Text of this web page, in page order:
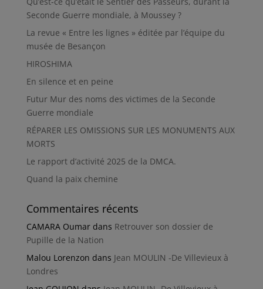
Seconde Guerre mondiale, à Moussey ?
La revue « Entre les lignes » éditée par l’équipe du
musée de Besançon
HIROSHIMA
En silence et en peine
Futur Mur des noms des victimes de la Seconde
Guerre mondiale
RÉPARER LES OMISSIONS SUR LES MONUMENTS AUX
MORTS
Le rapport d’activité 2025 de la DMCA.
Quand la paix chemine
Commentaires récents
CAMARA Oumardans Retrouver son dossier de
Pupille de la Nation
Malou Lorenzon dans Jean MOULIN -De Villevieux à
Londres